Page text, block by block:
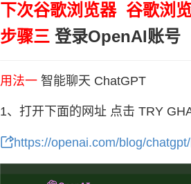
下次谷歌浏览器 谷歌浏
步骤三登录OpenAI账号
用法一 智能聊天 ChatGPT
1、打开下面的网址 点击 TRY
https://openai.com/blog/chatgpt/